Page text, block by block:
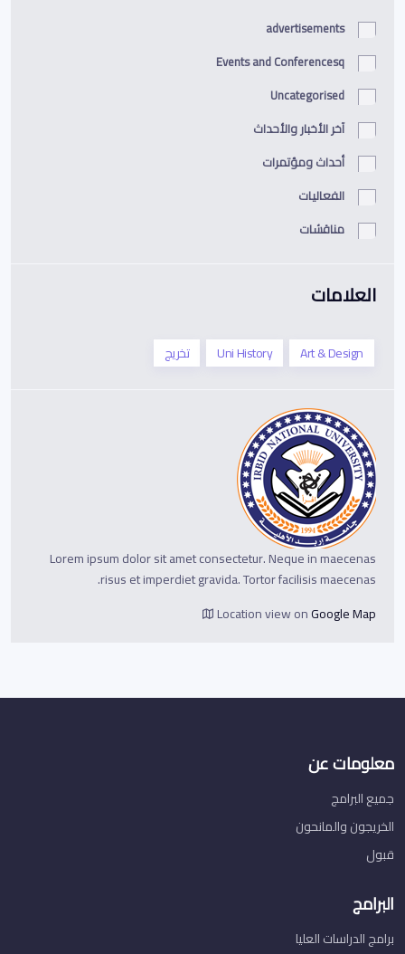
advertisements
Events and Conferencesq
Uncategorised
آخر الأخبار والأحداث
أحداث ومؤتمرات
الفعاليات
مناقشات
العلامات
Art & Design
Uni History تخريج
Lorem ipsum dolor sit amet consectetur. Neque in maecenas
risus et imperdiet gravida. Tortor facilisis maecenas.
Location view onGoogle Map
معلومات عن
جميع البرامج
الخريجون والمانحون
قبول
البرامج
برامج الدراسات العليا